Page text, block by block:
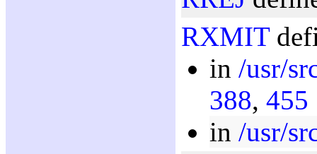
RXMIT
in /usr/
388, 455
in /usr/